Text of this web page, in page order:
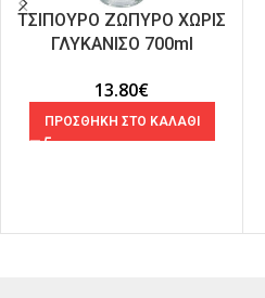
ΤΣΙΠΟΥΡΟ ΖΩΠΥΡΟ ΧΩΡΙΣ
ΓΛΥΚΑΝΙΣΟ 700ml
13.80€
ΠΡΟΣΘΗΚΗ ΣΤΟ ΚΑΛΑΘΙ